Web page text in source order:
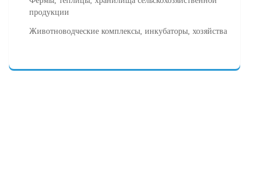
продукции
Животноводческие комплексы, инкубаторы, хозяйства